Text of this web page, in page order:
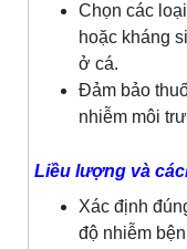
Chọn các
hoặc kháng
ở cá.
Đảm bảo
nhiễm môi
Liều lượng và
Xác định
độ nhiễm